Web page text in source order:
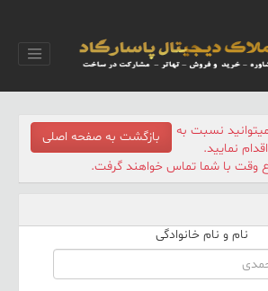
بازگشت به صفحه اصلی
نسبت به
نمایید.
وقت با شما تماس خواهند گرفت.
نام و نام خانوادگی